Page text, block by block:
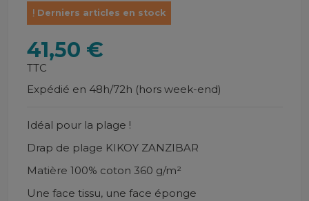
Derniers articles en stock
41,50 €
TTC
Expédié en 48h/72h (hors week-end)
Idéal pour la plage !
Drap de plage KIKOY ZANZIBAR
Matière 100% coton 360 g/m²
Une face tissu, une face éponge